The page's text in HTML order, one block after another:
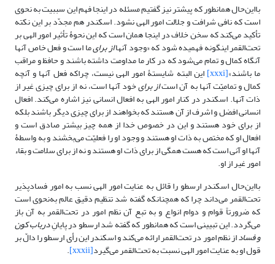
بااین‌حال همانطور که پیشتر نیز گفتیم مسئله در اینجا فهم این سببیت به نحوی
است که نافی شرافت و جلالت امور الهی نشود. اسکندر هم مجدّد بر این نکته
تأکید می‌کند که سخن خلاف در اینجا همان است که این نحوۀ تأثیر امور الهی بر
تحت‌القمر اینگونه فهمیده شود که «وجود آنهااز برایما است و فعل خاص آنها
آنگاه کمال و تمام می‌شود که در کار ما مداومت داشته باشند و حافظ و مراقب
ما باشند»[xxxi] این البته شایستۀ امور الهی نیست، چراکه فعل آنها و آنچه
کمال و تمامیّت آنها به آن استاز برایخود آنها است، نه از برای چیزی غیر از
ذات آنها. اسکندر در کنار امور الهی به افعال انسانی نیز اشاره می‌کند. افعال
انسانی افضل و اشرف از آن هستند که بخواهند از برای چیزی دیگر باشند بلکه
از برای خود هستند و این در خصوص خدا از همه چیز بیشتر صادق است و
افعال او که مختص به ذات او هستند و وجود او را فعلیّت می‌بخشند و به واسطۀ
آنها او آنی است که هست همگی از برای ذات او هستند و نه از برای سلامت و بقاء
امور غیر از او.
بااین‌حال اسکندر ارسطو را قائل به عنایت امور الهی نسب به امور فسادپذیر
تحت‌القمر می‌داند چرا که همچنانکه گفته شد تنظیم دقیق عالم به‌نحوی است
که ضرورتاً قوام و دوام انواع و به تبع آن نظم امور در تحت‌القمر به آن باز
می‌گردد. این تبیینی است که همانطور که گفته شد ارسطو در پایانِدرباب کون
و فساداز نظم امور در تحت‌القمر ارائه می‌کند و اسکندر این رأی ارسطو را دالّ بر
قول او به عنایت امور الهی نسبت به تحت‌القمر می‌گیرد[xxxii]
.